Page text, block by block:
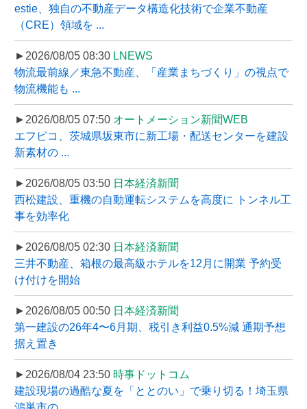
estie、独自の不動産データ構造化技術で企業不動産
（CRE）領域を ...
►2026/08/05 08:30 LNEWS
物流最前線／東急不動産、「産業まちづくり」の視点で
物流機能も ...
►2026/08/05 07:50 オートメーション新聞WEB
エフピコ、茨城県坂東市に新工場・配送センターを建設
新素材の ...
►2026/08/05 03:50 日本経済新聞
西松建設、重機の自動運転システムを高度に トンネル工
事を効率化
►2026/08/05 02:30 日本経済新聞
三井不動産、箱根の最高級ホテルを12月に開業 予約受
け付けを開始
►2026/08/05 00:50 日本経済新聞
第一建設の26年4〜6月期、税引き利益0.5%減 通期予想
据え置き
►2026/08/04 23:50 時事ドットコム
建設現場の過酷な夏を「ととのい」で乗り切る！埼玉県